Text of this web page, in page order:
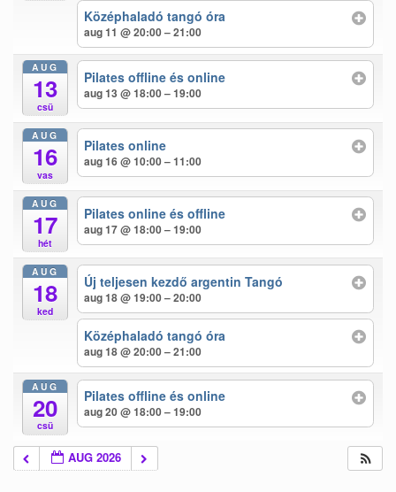
Középhaladó tangó óra
aug 11 @ 20:00 – 21:00
AUG
13
csü
Pilates offline és online
aug 13 @ 18:00 – 19:00
AUG
16
vas
Pilates online
aug 16 @ 10:00 – 11:00
AUG
17
hét
Pilates online és offline
aug 17 @ 18:00 – 19:00
AUG
18
ked
Új teljesen kezdő argentin Tangó
aug 18 @ 19:00 – 20:00
Középhaladó tangó óra
aug 18 @ 20:00 – 21:00
AUG
20
csü
Pilates offline és online
aug 20 @ 18:00 – 19:00
AUG 2026